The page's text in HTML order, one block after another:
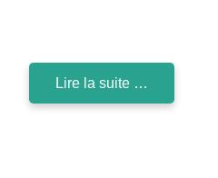
Lire la suite …